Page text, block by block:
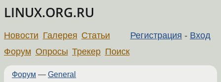
LINUX.ORG.RU
Регистрация - Вход
Новости Галерея Статьи
Форум Опросы Трекер Поиск
Форум — General